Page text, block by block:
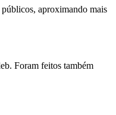
aproximando mais
Foram feitos também